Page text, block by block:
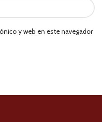
y web en este navegador